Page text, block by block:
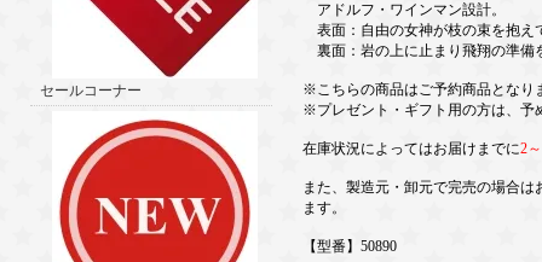
セールコーナー
アドルフ・ワインマン設計。
表面：自由の女神が枝の束を抱え
裏面：岩の上に止まり飛翔の準備
※こちらの商品はご予約商品となり
※プレゼント・ギフト用の方は、予
在庫状況によってはお届けまでに2
また、製造元・卸元で完売の場合
ます。
【型番】50890